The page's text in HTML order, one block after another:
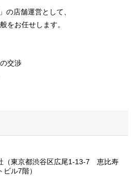
の店舗運営として、
をお任せします。
交渉
（東京都渋谷区広尾1-13-7 恵比寿
ビル7階）